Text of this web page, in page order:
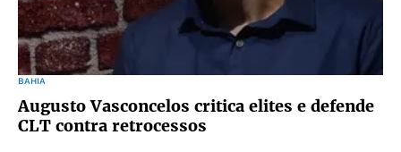
BAHIA
Augusto Vasconcelos critica elites e defende
CLT contra retrocessos